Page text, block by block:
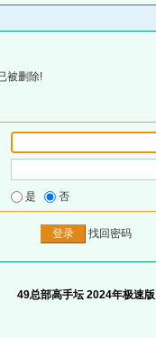
被删除!
是 否
找回密码
49总部高手坛 2024年极速版